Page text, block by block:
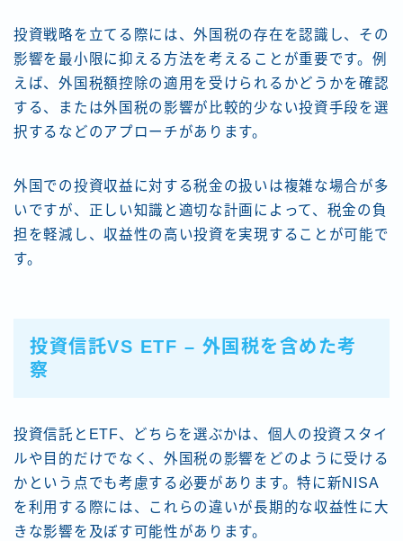
投資戦略を立てる際には、外国税の存在を認識し、その
影響を最小限に抑える方法を考えることが重要です。例
えば、外国税額控除の適用を受けられるかどうかを確認
する、または外国税の影響が比較的少ない投資手段を選
択するなどのアプローチがあります。
外国での投資収益に対する税金の扱いは複雑な場合が多
いですが、正しい知識と適切な計画によって、税金の負
担を軽減し、収益性の高い投資を実現することが可能で
す。
投資信託VS ETF – 外国税を含めた考
察
投資信託とETF、どちらを選ぶかは、個人の投資スタイ
ルや目的だけでなく、外国税の影響をどのように受ける
かという点でも考慮する必要があります。特に新NISA
を利用する際には、これらの違いが長期的な収益性に大
きな影響を及ぼす可能性があります。